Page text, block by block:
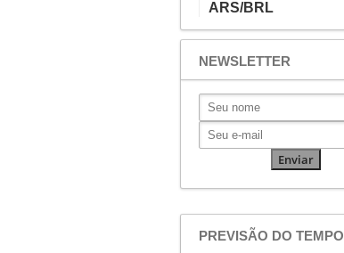
NEWSLETTER
PREVISÃO DO TEMPO